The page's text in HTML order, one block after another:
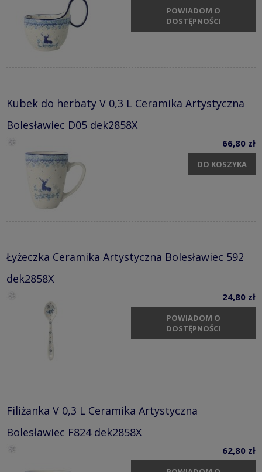
POWIADOM O
DOSTĘPNOŚCI
Kubek do herbaty V 0,3 L Ceramika Artystyczna
Bolesławiec D05 dek2858X
66,80 zł
DO KOSZYKA
Łyżeczka Ceramika Artystyczna Bolesławiec 592
dek2858X
24,80 zł
POWIADOM O
DOSTĘPNOŚCI
Filiżanka V 0,3 L Ceramika Artystyczna
Bolesławiec F824 dek2858X
62,80 zł